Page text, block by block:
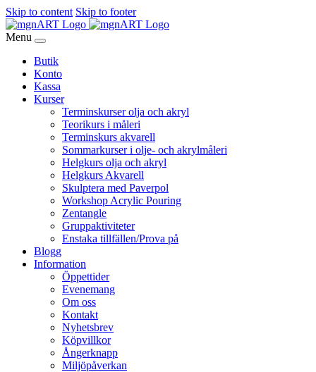
Skip to content Skip to footer
Menu
Butik
Konto
Kassa
Kurser
Terminskurser olja och akryl
Teorikurs i måleri
Terminskurs akvarell
Sommarkurser i olje- och akrylmåleri
Helgkurs olja och akryl
Helgkurs Akvarell
Skulptera med Paverpol
Workshop Acrylic Pouring
Zentangle
Gruppaktiviteter
Enstaka tillfällen/Prova på
Blogg
Information
Öppettider
Evenemang
Om oss
Kontakt
Nyhetsbrev
Köpvillkor
Ångerknapp
Miljöpåverkan